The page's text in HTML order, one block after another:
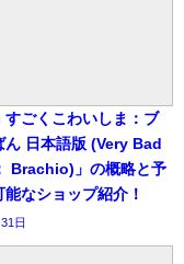
すごくこわいしま：ブ
ん 日本語版 (Very Bad
Brachio)」の概略と予
能なショップ紹介！
日